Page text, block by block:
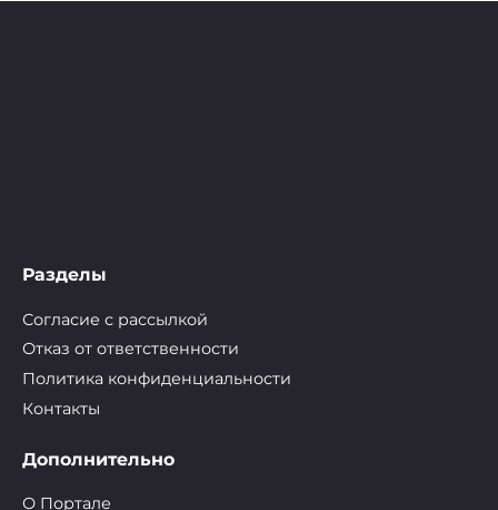
Разделы
Согласие с рассылкой
Отказ от ответственности
Политика конфиденциальности
Контакты
Дополнительно
О Портале